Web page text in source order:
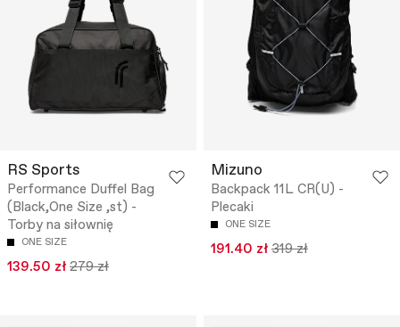
RS Sports
Performance Duffel Bag
(Black,One Size ,st) -
Torby na siłownię
ONE SIZE
139.50 zł 279 zł
Mizuno
Backpack 11L CR(U) -
Plecaki
ONE SIZE
191.40 zł 319 zł